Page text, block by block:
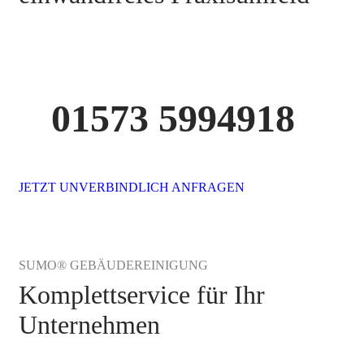
01573 5994918
JETZT UNVERBINDLICH ANFRAGEN
SUMO® GEBÄUDEREINIGUNG
Komplettservice für Ihr
Unternehmen